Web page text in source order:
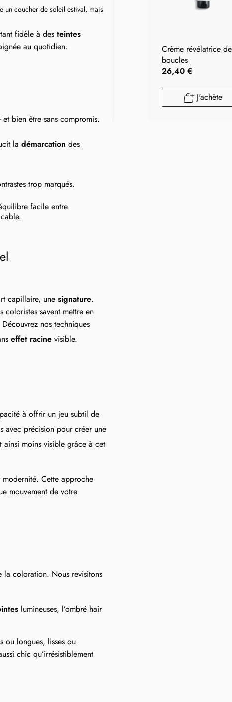
un coucher de soleil estival, mais
fidèle à des teintes
au quotidien.
bien être sans compromis.
la démarcation des
trop marqués.
facile entre
capillaire, une signature.
coloristes savent mettre en
nos techniques
effet racine visible.
à offrir un jeu subtil de
avec précision pour créer une
ainsi moins visible grâce à cet
modernité. Cette approche
mouvement de votre
la coloration. Nous revisitons
lumineuses, l’ombré hair
ou longues, lisses ou
chic qu’irrésistiblement
Crème révélatrice de
boucles
26,40 €
J'achète